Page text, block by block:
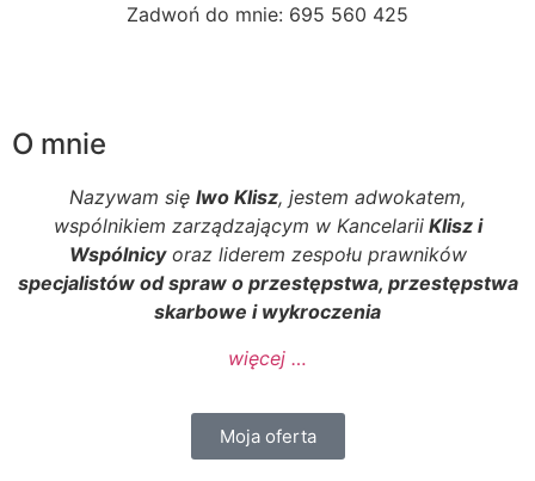
O mnie
Nazywam się Iwo Klisz, jestem adwokatem,
wspólnikiem zarządzającym w KancelariiKlisz i
Wspólnicyoraz liderem zespołu prawników
specjalistów od spraw o przestępstwa, przestępstwa
skarbowe i wykroczenia
więcej …
Moja oferta
Zadwoń do mnie: 695 560 425